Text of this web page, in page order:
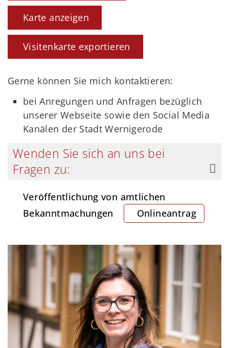
Karte anzeigen
Visitenkarte exportieren
Gerne können Sie mich kontaktieren:
bei Anregungen und Anfragen bezüglich
unserer Webseite sowie den Social Media
Kanälen der Stadt Wernigerode
Wenden Sie sich an uns bei
Fragen zu:
Veröffentlichung von amtlichen
Bekanntmachungen
Onlineantrag